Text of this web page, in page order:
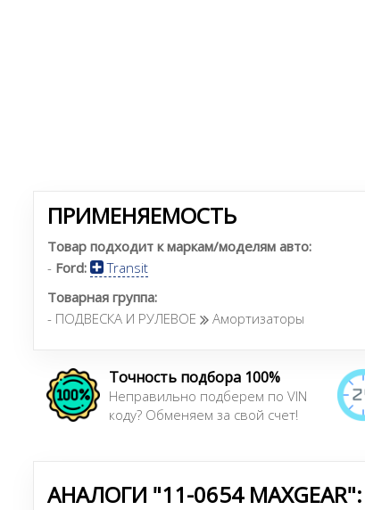
ПРИМЕНЯЕМОСТЬ
Товар подходит к маркам/моделям авто:
- Ford:
Transit
Товарная группа:
- ПОДВЕСКА И РУЛЕВОЕ
Амортизаторы
Точность подбора 100%
Неправильно подберем по VIN
коду? Обменяем за свой счет!
АНАЛОГИ "11-0654 MAXGEAR":